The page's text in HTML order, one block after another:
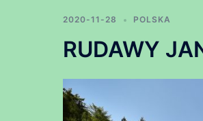
2020-11-28 POLSKA
RUDAWY